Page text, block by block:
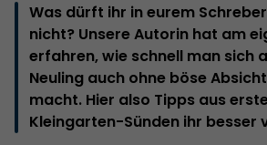
Was dürft ihr in eurem
nicht? Unsere Autorin hat am
erfahren, wie schnell man sich
Neuling auch ohne böse
macht. Hier also Tipps aus
Kleingarten-Sünden ihr besser